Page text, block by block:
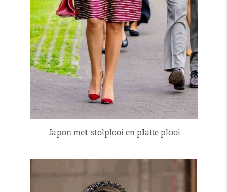
Japon met stolplooi en platte plooi